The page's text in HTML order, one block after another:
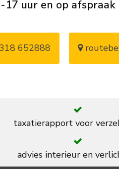
uur en op afspraak
652888
taxatierapport voor
advies interieur en